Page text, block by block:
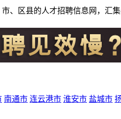
、区县的人才招聘信息网，
南通市 连云港市 淮安市 盐城市